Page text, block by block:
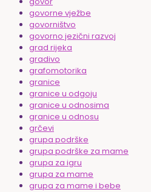
govorne vježbe
govorništvo
govorno jezični razvoj
grad rijeka
gradivo
grafomotorika
granice
granice u odgoju
granice u odnosima
granice u odnosu
grčevi
grupa podrške
grupa podrške za mame
grupa za igru
grupa za mame
grupa za mame i bebe